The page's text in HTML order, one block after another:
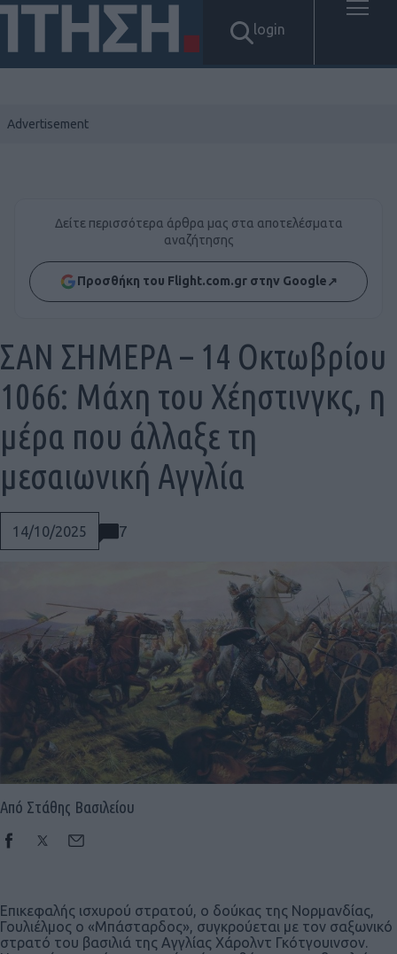
login
Social
Δείτε περισσότερα άρθρα μας στα αποτελέσματα
αναζήτησης
Προσθήκη του Flight.com.gr στην Google↗
14/10/2025 7
ΣΑΝ ΣΗΜΕΡΑ – 14 Οκτωβρίου
1066: Μάχη του Χέηστινγκς, η
μέρα που άλλαξε τη
μεσαιωνική Αγγλία
Από Στάθης Βασιλείου
Επικεφαλής ισχυρού στρατού, ο δούκας της Νορμανδίας,
Γουλιέλμος ο «Μπάσταρδος», συγκρούεται με τον σαξωνικό
στρατό του βασιλιά της Αγγλίας Χάρολντ Γκότγουινσον.